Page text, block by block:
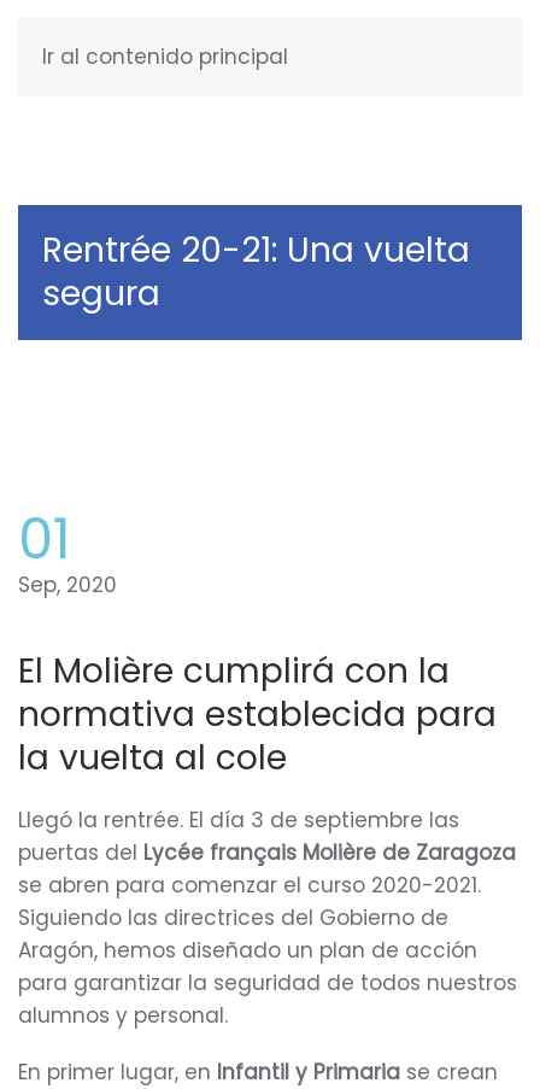
Ir al contenido principal
Rentrée 20-21: Una vuelta
segura
01
Sep, 2020
El Molière cumplirá con la
normativa establecida para
la vuelta al cole
Llegó la rentrée. El día 3 de septiembre las
puertas del Lycée français Molière de Zaragoza
se abren para comenzar el curso 2020-2021.
Siguiendo las directrices del Gobierno de
Aragón, hemos diseñado un plan de acción
para garantizar la seguridad de todos nuestros
alumnos y personal.
En primer lugar, en Infantil y Primaria se crean